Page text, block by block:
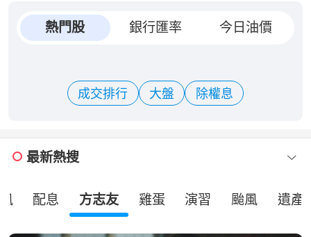
熱門股 銀行匯率 今日油價
成交排行 大盤 除權息
最新熱搜
配息 方志友 雞蛋 演習 颱風 遺產